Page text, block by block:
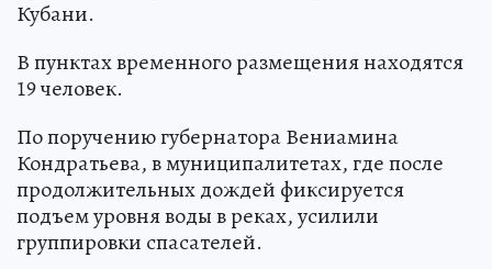
Кубани.
В пунктах временного размещения находятся
19 человек.
По поручению губернатора Вениамина
Кондратьева, в муниципалитетах, где после
продолжительных дождей фиксируется
подъем уровня воды в реках, усилили
группировки спасателей.